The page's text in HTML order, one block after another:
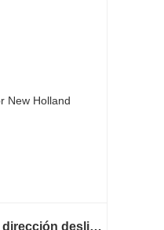
Minicargador de dirección deslizante barato